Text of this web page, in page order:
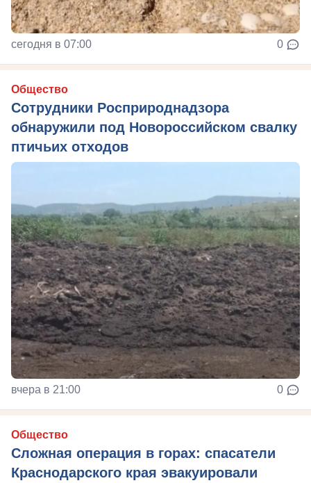
сегодня в 07:00 0
Общество
Сотрудники Росприроднадзора
обнаружили под Новороссийском свалку
птичьих отходов
вчера в 21:00 0
Общество
Сложная операция в горах: спасатели
Краснодарского края эвакуировали